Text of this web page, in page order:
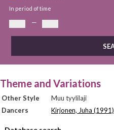
In period of time
—
Theme and Variations
Other Style
Muu tyylilaji
Dancers
Kirjonen, Juha (1991)